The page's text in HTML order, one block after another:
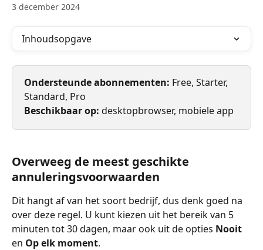
3 december 2024
Inhoudsopgave
Ondersteunde abonnementen: Free, Starter,
Standard, Pro
Beschikbaar op: desktopbrowser, mobiele app
Overweeg de meest geschikte
annuleringsvoorwaarden
Dit hangt af van het soort bedrijf, dus denk goed na
over deze regel. U kunt kiezen uit het bereik van 5
minuten tot 30 dagen, maar ook uit de opties Nooit
en Op elk moment.